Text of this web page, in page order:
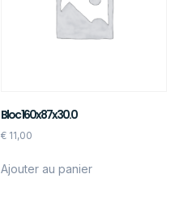
Bloc 160x87x30.0
€11,00
Ajouter au panier